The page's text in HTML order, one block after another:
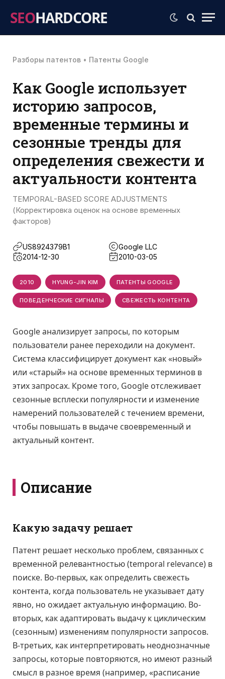
SEOHARDCORE
Разборы патентов • Патенты Google
Как Google использует
историю запросов,
временные термины и
сезонные тренды для
определения свежести и
актуальности контента
TEMPORAL-BASED SCORE ADJUSTMENTS
(Корректировка оценок на основе временных
факторов)
US8924379B1
Google LLC
2014-12-30
2010-03-05
2010 HYUNG-JIN KIM ПАТЕНТЫ GOOGLE
ПОВЕДЕНЧЕСКИЕ СИГНАЛЫ СВЕЖЕСТЬ КОНТЕНТА
Google анализирует запросы, по которым
пользователи ранее переходили на документ.
Система классифицирует документ как «новый»
или «старый» на основе временных терминов в
этих запросах. Кроме того, Google отслеживает
сезонные всплески популярности и изменение
намерений пользователей с течением времени,
чтобы повышать в выдаче своевременный и
актуальный контент.
Описание
Какую задачу решает
Патент решает несколько проблем, связанных с
временной релевантностью (temporal relevance) в
поиске. Во-первых, как определить свежесть
контента, когда пользователь не указывает дату
явно, но ожидает актуальную информацию. Во-
вторых, как адаптировать выдачу к циклическим
(сезонным) изменениям популярности запросов.
В-третьих, как интерпретировать неоднозначные
запросы, которые повторяются, но имеют разный
смысл в разное время (например, «расписание